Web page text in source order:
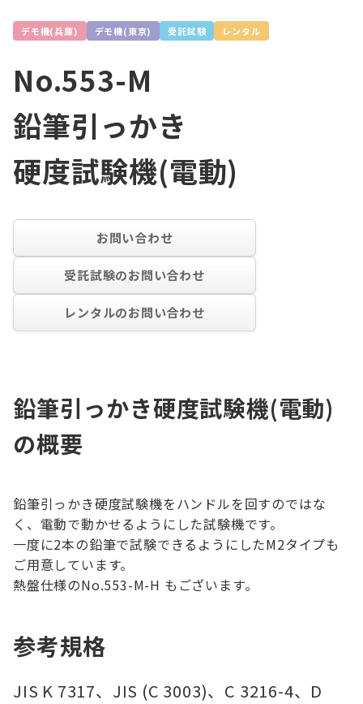
デモ機(兵庫) デモ機(東京) 受託試験 レンタル
No.553-M
鉛筆引っかき
硬度試験機(電動)
お問い合わせ
受託試験のお問い合わせ
レンタルのお問い合わせ
鉛筆引っかき硬度試験機(電動)
の概要
鉛筆引っかき硬度試験機をハンドルを回すのではな
く、電動で動かせるようにした試験機です。
一度に2本の鉛筆で試験できるようにしたM2タイプも
ご用意しています。
熱盤仕様のNo.553-M-H もございます。
参考規格
JIS K 7317、JIS (C 3003)、C 3216-4、D